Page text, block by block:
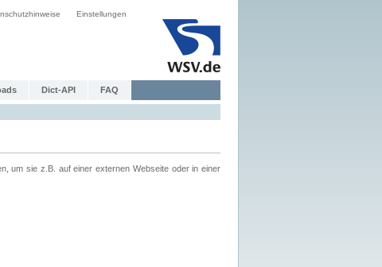
Einstellungen
Dict-API FAQ
um sie z.B. auf einer externen Webseite oder in einer